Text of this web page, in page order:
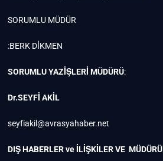
SORUMLU MÜDÜR
:BERK DİKMEN
SORUMLU YAZİŞLERİ MÜDÜRÜ:
Dr.SEYFİ AKİL
seyfiakil@avrasyahaber.net
DIŞ HABERLER ve İLİŞKİLER VE MÜDÜRÜ